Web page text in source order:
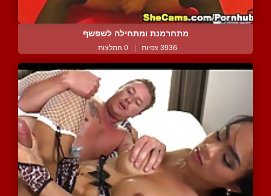
מתחרמנת ומתחילה לשפשף
3936 צפיות | 0 המלצות